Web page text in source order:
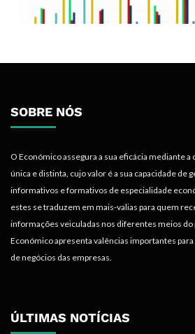
SOBRE NÓS
O Económico assegura a sua eficácia mediante
única e distinta, cujo valor é a sua capacidade de
informativos e formativos de especialidade
estes se traduzem em mais-valias para quem
informações veiculadas nos diferentes meios
Económico apresenta valências importantes
de negócios das empresas.
ÚLTIMAS NOTÍCIAS